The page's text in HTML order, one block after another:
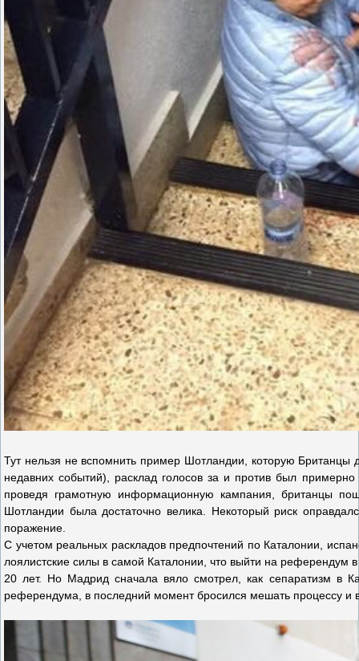
Тут нельзя не вспомнить пример Шотландии, которую Британцы
недавних событий), расклад голосов за и против был
проведя грамотную информационную кампания, британцы
Шотландии была достаточно велика. Некоторый риск
поражение.
С учетом реальных раскладов предпочтений по Каталонии,
лоялистские силы в самой Каталонии, что выйти на референдум
20 лет. Но Мадрид сначала вяло смотрел, как сепаратизм в
референдума, в последний момент бросился мешать процессу и в